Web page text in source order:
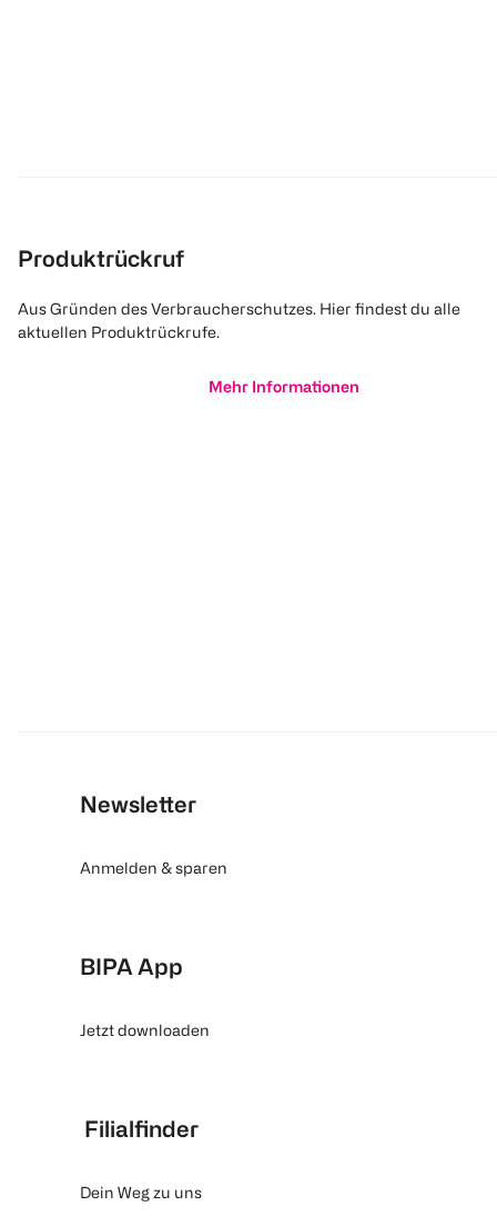
Produktrückruf
Aus Gründen des Verbraucherschutzes. Hier findest du alle
aktuellen Produktrückrufe.
Mehr Informationen
Newsletter
Anmelden & sparen
BIPA App
Jetzt downloaden
Filialfinder
Dein Weg zu uns